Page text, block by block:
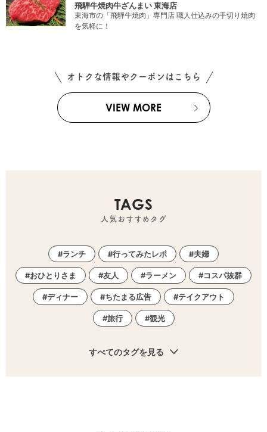
飛騨牛焼肉牛ざんまい 東海店
東海市の「飛騨牛焼肉」専門店 職人仕込みの手切り焼肉
を気軽に！
オトクな情報やクーポンはこちら
VIEW MORE
TAGS
人気おすすめタグ
ランチ 行ってみたレポ 夫婦
おひとりさま 友人 ラーメン コスパ抜群
ディナー ちたまる広告 テイクアウト
旅行 観光
すべてのタグを見る